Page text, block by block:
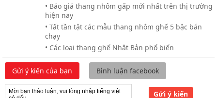
• Báo giá thang nhôm gấp mới nhất trên thị trường
hiện nay
• Tất tần tật các mẫu thang nhôm ghế 5 bậc bán
chạy
• Các loại thang ghế Nhật Bản phổ biến
Gửi ý kiến của bạn Bình luận facebook
Gửi ý kiến